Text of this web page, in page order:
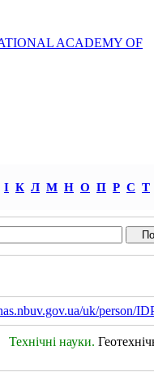
ACADEMY OF
І К Л М Н О П Р С Т
uk/person/
Технічні науки.